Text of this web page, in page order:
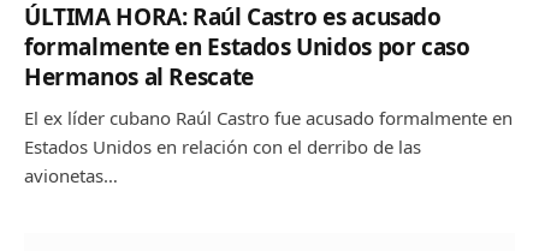
ÚLTIMA HORA: Raúl Castro es acusado
formalmente en Estados Unidos por caso
Hermanos al Rescate
El ex líder cubano Raúl Castro fue acusado formalmente en
Estados Unidos en relación con el derribo de las
avionetas…